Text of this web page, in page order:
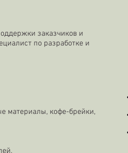
заказчиков и
по разработке и
материалы, кофе-брейки,